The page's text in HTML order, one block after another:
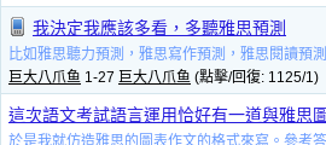
我決定我應該多看，多聽雅思預測
比如雅思聽力預測，雅思寫作預測，雅思閱讀預
巨大八爪鱼 1-27 巨大八爪鱼 (點擊/回復: 1125/1)
這次語文考試語言運用恰好有一道與雅思
於是我就仿造雅思的圖表作文的格式來寫。參考